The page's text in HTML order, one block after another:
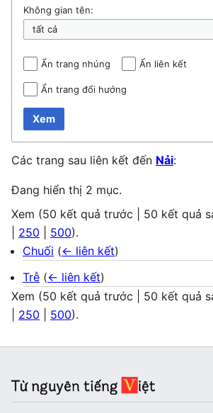
Không gian tên:
Ẩn trang nhúng Ẩn liên kết
Ẩn trang đổi hướng
Xem
Các trang sau liên kết đến Nải:
Đang hiển thị 2 mục.
Xem (50 kết quả trước 50 kết quả
250 500).
Chuối (← liên kết)
Trễ (← liên kết)
Xem (50 kết quả trước 50 kết quả
250 500).